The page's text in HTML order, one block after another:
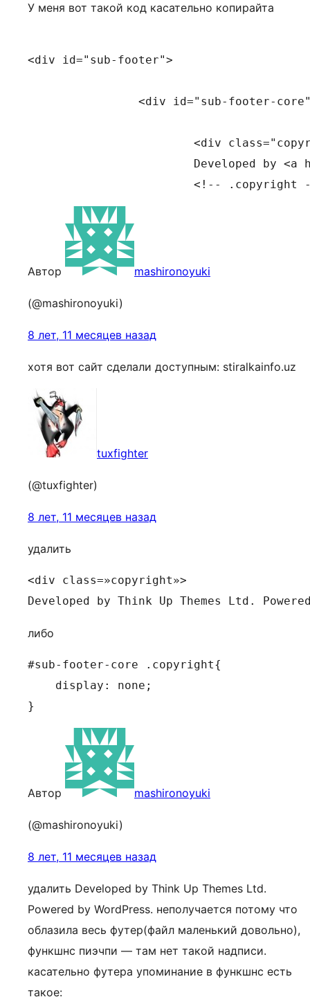
У меня вот такой код касательно копирайта
<div id="sub-footer">
Автор mashironoyuki
(@mashironoyuki)
8 лет, 11 месяцев назад
хотя вот сайт сделали доступным: stiralkainfo.uz
tuxfighter
(@tuxfighter)
8 лет, 11 месяцев назад
удалить
<div class=»copyright»>
Developed by Think Up Themes Ltd.
либо
#sub-footer-core .copyright{
    display: none;
}
Автор mashironoyuki
(@mashironoyuki)
8 лет, 11 месяцев назад
удалить Developed by Think Up Themes Ltd.
Powered by WordPress. неполучается потому что
облазила весь футер(файл маленький довольно),
функшнс пиэчпи — там нет такой надписи.
касательно футера упоминание в функшнс есть
такое: